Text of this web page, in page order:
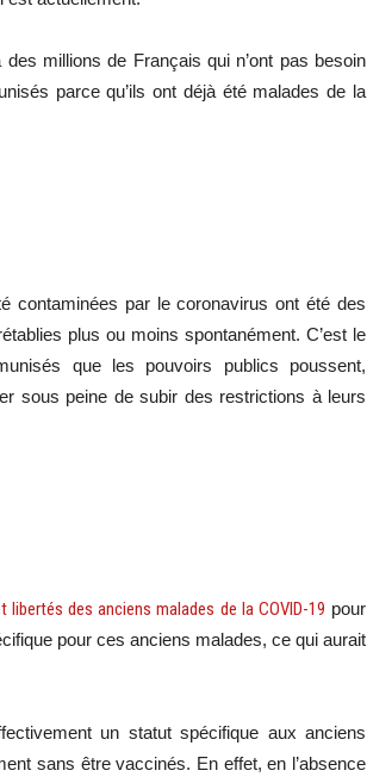
millions de Français qui n’ont pas besoin
parce qu’ils ont déjà été malades de la
contaminées par le coronavirus ont été des
plus ou moins spontanément. C’est le
que les pouvoirs publics poussent,
sous peine de subir des restrictions à leurs
des anciens malades de la COVID-19 pour
pour ces anciens malades, ce qui aurait
un statut spécifique aux anciens
sans être vaccinés. En effet, en l’absence